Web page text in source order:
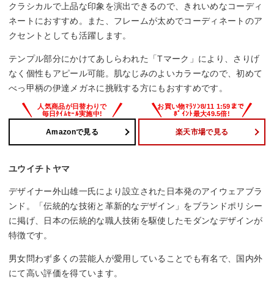
クラシカルで上品な印象を演出できるので、きれいめなコーディ
ネートにおすすめ。また、フレームが太めでコーディネートのア
クセントとしても活躍します。
テンプル部分にかけてあしらわれた「Tマーク」により、さりげ
なく個性もアピール可能。肌なじみのよいカラーなので、初めて
べっ甲柄の伊達メガネに挑戦する方にもおすすめです。
Amazonで見る 楽天市場で見る
ユウイチトヤマ
デザイナー外山雄一氏により設立された日本発のアイウェアブラ
ンド。「伝統的な技術と革新的なデザイン」をブランドポリシー
に掲げ、日本の伝統的な職人技術を駆使したモダンなデザインが
特徴です。
男女問わず多くの芸能人が愛用していることでも有名で、国内外
にて高い評価を得ています。